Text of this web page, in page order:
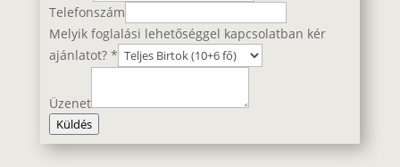
Telefonszám
Melyik foglalási lehetőséggel kapcsolatban kér
ajánlatot? *
Üzenet
Küldés